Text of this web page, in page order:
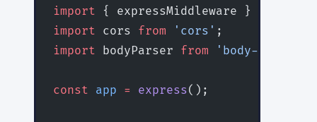
import { expressMiddleware }
import cors from 'cors' ;
import bodyParser from 'body-parser'
const app = express();